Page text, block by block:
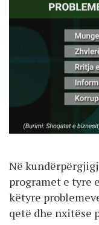
Në
programet e tyre
këtyre
qetë dhe nxitëse